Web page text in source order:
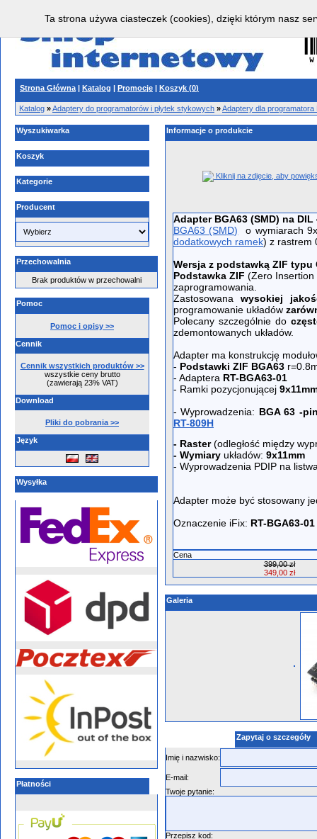
Strona Główna | Katalog | Promocje | Koszyk (0)
Katalog »Adaptery do programatorów i płytek stykowych »Adaptery dla programatora
Wyszukiwarka
Koszyk
Kategorie
Producent
Przechowalnia
Brak produktów w przechowalni
Pomoc
Pomoc i opisy >>
Cennik
Cennik wszystkich produktów >>
wszystkie ceny brutto
(zawierają 23% VAT)
Download
Pliki do pobrania >>
Język
Wysyłka
Płatności
Informacje o produkcie
Kliknij na zdjęcie, aby
Adapter BGA63 (SMD) na DIL
BGA63 (SMD) o wymiarach
dodatkowych ramek) z rastrem
Wersja z podstawką ZIF typu
Podstawka ZIF (Zero
zaprogramowania.
Zastosowanawysokiej
programowanie układów
Polecany szczególnie do
zdemontowanych układów.
Adapter ma konstrukcję
- Podstawki ZIF BGA63
- Adaptera RT-BGA63-01
- Ramki pozycjonującej
- Wyprowadzenia: BGA 63 -
RT-809H
- Raster(odległość między
- Wymiary układów: 9x11mm
- Wyprowadzenia PDIP na
Adapter może być stosowany
Oznaczenie iFix: RT-BGA63-01
Cena
399,00 zł
349,00 zł
Galeria
Zapytaj o szczegóły
Imię i nazwisko:
E-mail:
Twoje pytanie:
Przepisz kod:
Ta strona używa ciasteczek (cookies), dzięki którym nasz